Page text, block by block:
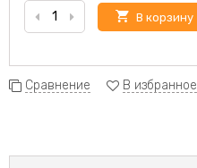
В корзину
Сравнение В избранное